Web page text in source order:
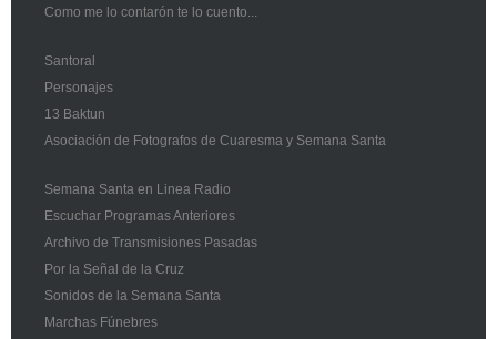
Como me lo contarón te lo cuento...
Santoral
Personajes
13 Baktun
Asociación de Fotografos de Cuaresma y Semana Santa
Semana Santa en Linea Radio
Escuchar Programas Anteriores
Archivo de Transmisiones Pasadas
Por la Señal de la Cruz
Sonidos de la Semana Santa
Marchas Fúnebres